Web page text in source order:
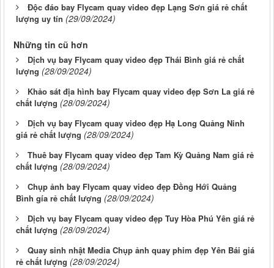
Độc đáo bay Flycam quay video đẹp Lạng Sơn giá rẻ chất
lượng uy tín (29/09/2024)
Những tin cũ hơn
Dịch vụ bay Flycam quay video đẹp Thái Bình giá rẻ chất
lượng (28/09/2024)
Khảo sát địa hình bay Flycam quay video đẹp Sơn La giá rẻ
chất lượng (28/09/2024)
Dịch vụ bay Flycam quay video đẹp Hạ Long Quảng Ninh
giá rẻ chất lượng (28/09/2024)
Thuê bay Flycam quay video đẹp Tam Kỳ Quảng Nam giá rẻ
chất lượng (28/09/2024)
Chụp ảnh bay Flycam quay video đẹp Đồng Hới Quảng
Bình gía rẻ chất lượng (28/09/2024)
Dịch vụ bay Flycam quay video đẹp Tuy Hòa Phú Yên giá rẻ
chất lượng (28/09/2024)
Quay sinh nhật Media Chụp ảnh quay phim đẹp Yên Bái giá
rẻ chất lượng (28/09/2024)